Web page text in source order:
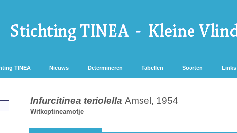
TINEA Nieuws Determineren Tabellen Soorten Links
Infurcitinea teriolella Amsel, 1954
Witkoptineamotje